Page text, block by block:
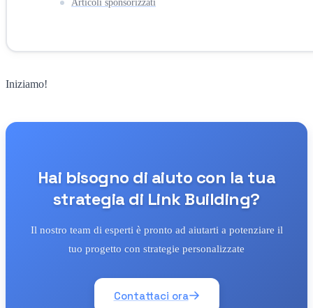
Articoli sponsorizzati
Iniziamo!
Hai bisogno di aiuto con la tua
strategia di Link Building?
Il nostro team di esperti è pronto ad aiutarti a potenziare il
tuo progetto con strategie personalizzate
Contattaci ora